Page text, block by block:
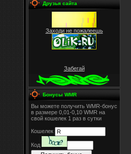
Друзья сайта
Заходи не пожалеешь
Забегай
Бонусы WMR
Вы можете получить WMR-бонус
в размере 0,01-0,10 WMR на
свой кошелек 1 раз в сутки
Кошелек
Код